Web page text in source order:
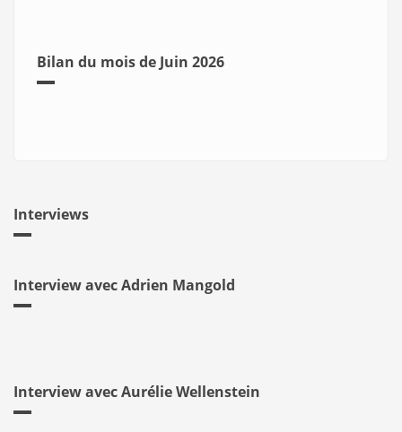
Bilan du mois de Juin 2026
Interviews
Interview avec Adrien Mangold
Interview avec Aurélie Wellenstein